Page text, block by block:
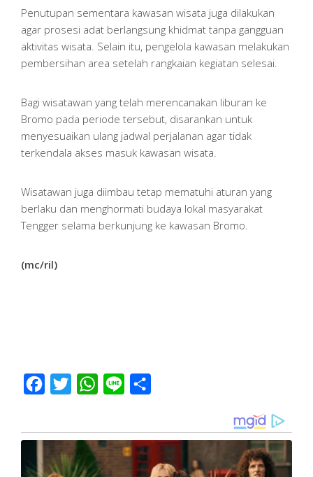
Penutupan sementara kawasan wisata juga dilakukan
agar prosesi adat berlangsung khidmat tanpa gangguan
aktivitas wisata. Selain itu, pengelola kawasan melakukan
pembersihan area setelah rangkaian kegiatan selesai.
Bagi wisatawan yang telah merencanakan liburan ke
Bromo pada periode tersebut, disarankan untuk
menyesuaikan ulang jadwal perjalanan agar tidak
terkendala akses masuk kawasan wisata.
Wisatawan juga diimbau tetap mematuhi aturan yang
berlaku dan menghormati budaya lokal masyarakat
Tengger selama berkunjung ke kawasan Bromo.
(mc/ril)
Facebook
Twitter WhatsApp
Line